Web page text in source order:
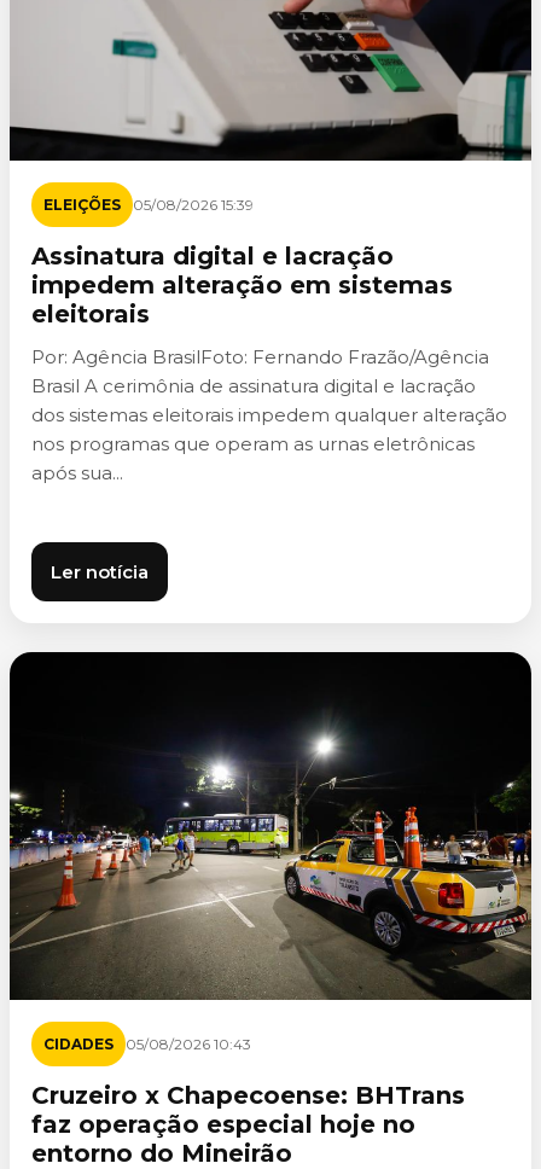
ELEIÇÕES 05/08/2026 15:39
Assinatura digital e lacração
impedem alteração em sistemas
eleitorais
Por: Agência BrasilFoto: Fernando Frazão/Agência
Brasil A cerimônia de assinatura digital e lacração
dos sistemas eleitorais impedem qualquer alteração
nos programas que operam as urnas eletrônicas
após sua...
Ler notícia
CIDADES 05/08/2026 10:43
Cruzeiro x Chapecoense: BHTrans
faz operação especial hoje no
entorno do Mineirão